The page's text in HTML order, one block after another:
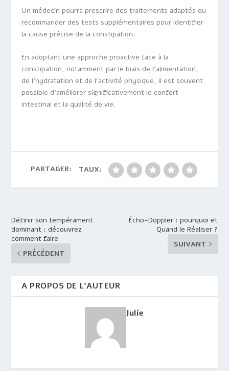
Un médecin pourra prescrire des traitements adaptés ou
recommander des tests supplémentaires pour identifier
la cause précise de la constipation.
En adoptant une approche proactive face à la
constipation, notamment par le biais de l’alimentation,
de l’hydratation et de l’activité physique, il est souvent
possible d’améliorer significativement le confort
intestinal et la qualité de vie.
PARTAGER: TAUX:
Définir son tempérament
dominant : découvrez
comment faire
PRÉCÉDENT
Écho-Doppler : pourquoi et
Quand le Réaliser ?
SUIVANT
A PROPOS DE L'AUTEUR
Julie